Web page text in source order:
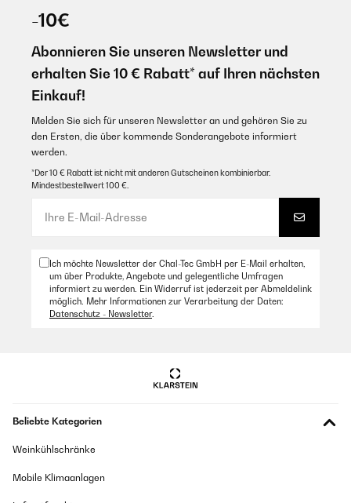
-10€
Abonnieren Sie unseren Newsletter und
erhalten Sie 10 € Rabatt* auf Ihren nächsten
Einkauf!
Melden Sie sich für unseren Newsletter an und gehören Sie zu
den Ersten, die über kommende Sonderangebote informiert
werden.
*Der 10 € Rabatt ist nicht mit anderen Gutscheinen kombinierbar.
Mindestbestellwert 100 €.
Ich möchte Newsletter der Chal-Tec GmbH per E-Mail erhalten,
um über Produkte, Angebote und gelegentliche Umfragen
informiert zu werden. Ein Widerruf ist jederzeit per Abmeldelink
möglich. Mehr Informationen zur Verarbeitung der Daten:
Datenschutz - Newsletter.
Beliebte Kategorien
Weinkühlschränke
Mobile Klimaanlagen